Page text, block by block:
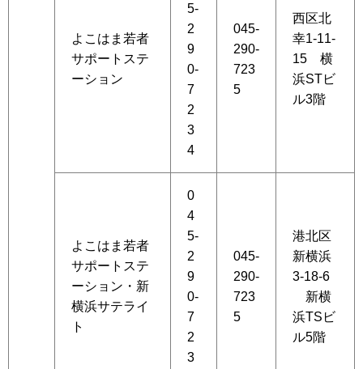
よこはま若者
サポートステ
ーション
5-
2
9
0-
7
2
3
4
045-
290-
723
5
西区北
幸1-11-
15 横
浜STビ
ル3階
よこはま若者
サポートステ
ーション・新
横浜サテライ
ト
0
4
5-
2
9
0-
7
2
3
045-
290-
723
5
港北区
新横浜
3-18-6
新横
浜TSビ
ル5階